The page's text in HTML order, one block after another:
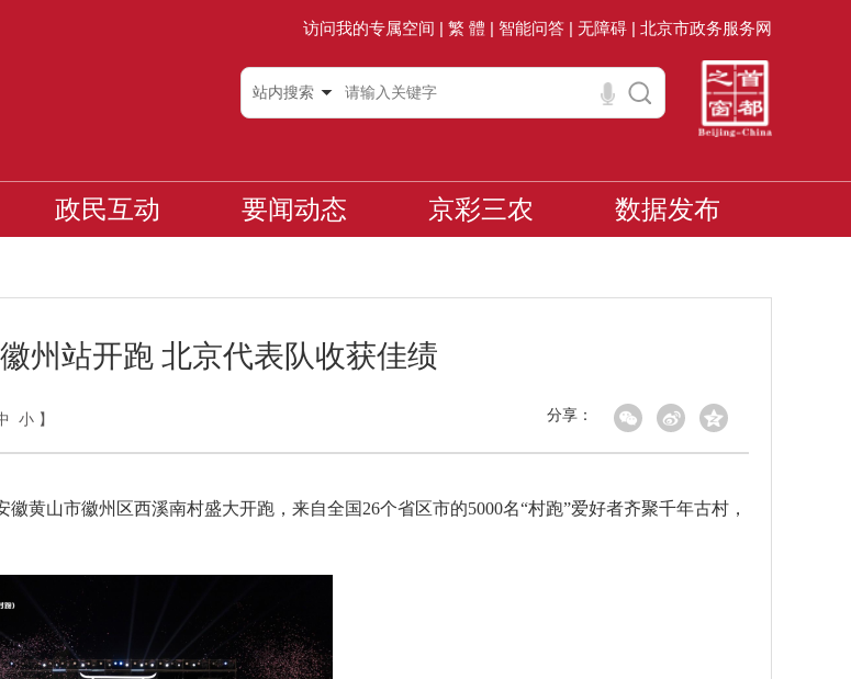
访问我的专属空间 | 繁 體 | 智能问答 | 无障碍 | 北京市政务服务网
站内搜索
政民互动 要闻动态 京彩三农 数据发布
州站开跑 北京代表队收获佳绩
小 】 分享：
山市徽州区西溪南村盛大开跑，来自全国26个省区市的5000名“村跑”爱好者齐聚千年古村，